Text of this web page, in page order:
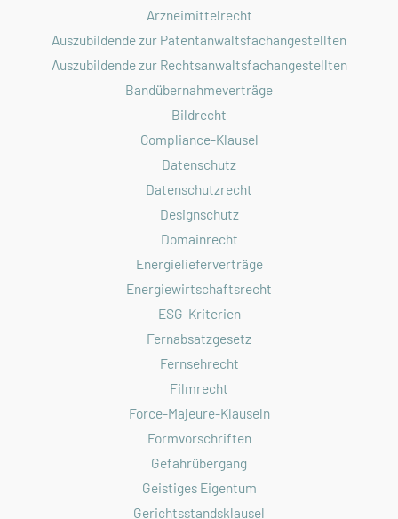
Arzneimittelrecht
Auszubildende zur Patentanwaltsfachangestellten
Auszubildende zur Rechtsanwaltsfachangestellten
Bandübernahmeverträge
Bildrecht
Compliance-Klausel
Datenschutz
Datenschutzrecht
Designschutz
Domainrecht
Energielieferverträge
Energiewirtschaftsrecht
ESG-Kriterien
Fernabsatzgesetz
Fernsehrecht
Filmrecht
Force-Majeure-Klauseln
Formvorschriften
Gefahrübergang
Geistiges Eigentum
Gerichtsstandsklausel